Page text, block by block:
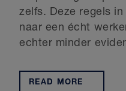
zelfs. Deze regels
naar een écht
echter minder
READ MORE